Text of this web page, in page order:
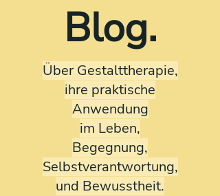
Blog.
Über Gestalttherapie,
ihre praktische
Anwendung
im Leben,
Begegnung,
Selbstverantwortung,
und Bewusstheit.